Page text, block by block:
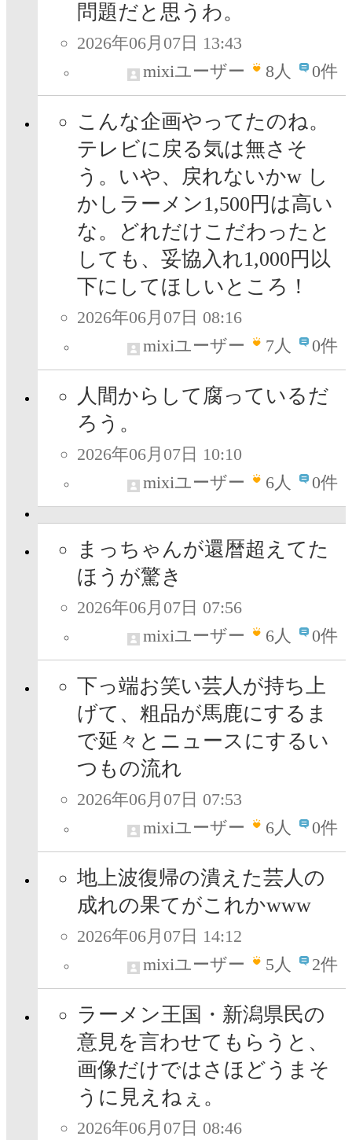
問題だと思うわ。
2026年06月07日 13:43
mixiユーザー
8人 0件
こんな企画やってたのね。
テレビに戻る気は無さそ
う。いや、戻れないかw し
かしラーメン1,500円は高い
な。どれだけこだわったと
しても、妥協入れ1,000円以
下にしてほしいところ！
2026年06月07日 08:16
mixiユーザー
7人 0件
人間からして腐っているだ
ろう。
2026年06月07日 10:10
mixiユーザー
6人 0件
まっちゃんが還暦超えてた
ほうが驚き
2026年06月07日 07:56
mixiユーザー
6人 0件
下っ端お笑い芸人が持ち上
げて、粗品が馬鹿にするま
で延々とニュースにするい
つもの流れ
2026年06月07日 07:53
mixiユーザー
6人 0件
地上波復帰の潰えた芸人の
成れの果てがこれかwww
2026年06月07日 14:12
mixiユーザー
5人 2件
ラーメン王国・新潟県民の
意見を言わせてもらうと、
画像だけではさほどうまそ
うに見えねぇ。
2026年06月07日 08:46